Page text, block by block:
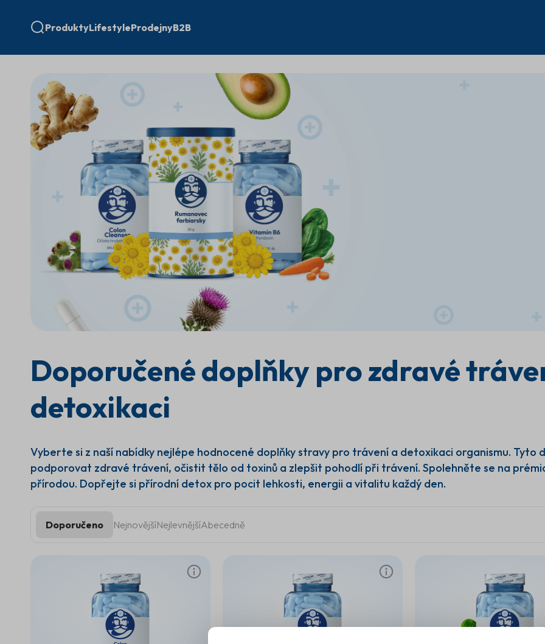
ProduktyLifestyleProdejnyB2B
Produkty Dr. Lucullus z kategorie
fungování trávicího systému a
Doporučené doplňky pro zdravé
detoxikaci
Vyberte si z naší nabídky nejlépe hodnocené doplňky stravy pro trávení a detoxikaci organismu.
podporovat zdravé trávení, očistit tělo od toxinů a zlepšit pohodlí při trávení. Spolehněte se na
přírodou. Dopřejte si přírodní detox pro pocit lehkosti, energii a vitalitu každý den.
Doporučeno NejnovějšíNejlevnějšíAbecedně